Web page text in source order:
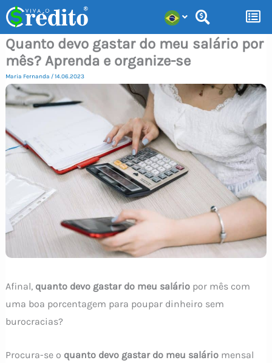
para
conteúdo
Quanto devo gastar do meu salário por
mês? Aprenda e organize-se
Maria Fernanda /14.06.2023
Afinal, quanto devo gastar do meu saláriopor mês com
uma boa porcentagem para poupar dinheiro sem
burocracias?
Procura-se o quanto devo gastar do meu saláriomensal